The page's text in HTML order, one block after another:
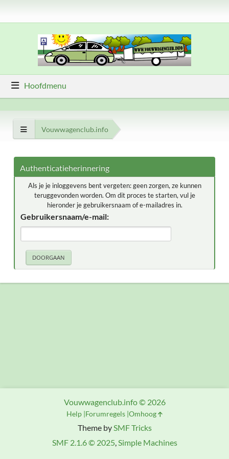
Hoofdmenu
Vouwwagenclub.info
Authenticatieherinnering
Als je je inloggevens bent vergeten: geen zorgen, ze kunnen
teruggevonden worden. Om dit proces te starten, vul je
hieronder je gebruikersnaam of e-mailadres in.
Gebruikersnaam/e-mail:
Theme bySMF Tricks
SMF 2.1.6 © 2025,Simple Machines
Vouwwagenclub.info © 2026
Help Forumregels Omhoog